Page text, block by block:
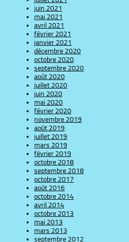
juin 2021
mai 2021
avril 2021
février 2021
janvier 2021
décembre 2020
octobre 2020
septembre 2020
août 2020
juillet 2020
juin 2020
mai 2020
février 2020
novembre 2019
août 2019
juillet 2019
mars 2019
février 2019
octobre 2018
septembre 2018
octobre 2017
août 2016
octobre 2014
avril 2014
octobre 2013
mai 2013
mars 2013
septembre 2012